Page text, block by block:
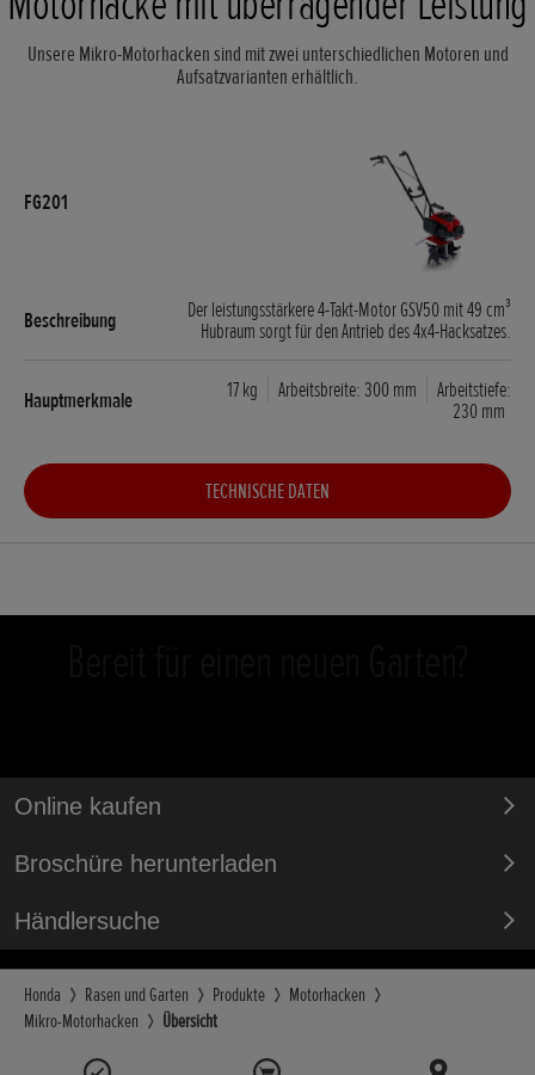
Unsere Mikro-Motorhacken sind mit zwei unterschiedlichen Motoren und
Aufsatzvarianten erhältlich.
Der leistungsstärkere 4-Takt-Motor GSV50 mit 49 cm³
Hubraum sorgt für den Antrieb des 4x4-Hacksatzes.
17 kg Arbeitsbreite: 300 mm
Arbeitstiefe:
230 mm
TECHNISCHE DATEN
Online kaufen
Broschüre herunterladen
Händlersuche
Honda Rasen und Garten Produkte
Motorhacken
Mikro-Motorhacken
Übersicht